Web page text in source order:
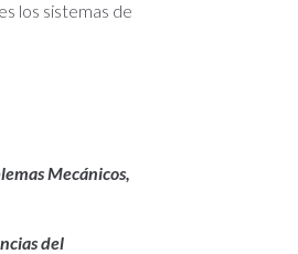
los sistemas de
Mecánicos,
del